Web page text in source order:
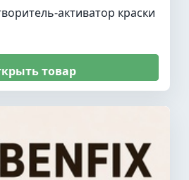
активатор краски
товар